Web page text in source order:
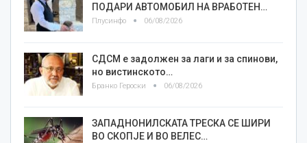
ПОДАРИ АВТОМОБИЛ НА ВРАБОТЕН…
Плусинфо 06/08/2026
СДСМ е задолжен за лаги и за спинови,
но вистинското…
Бранко Героски 06/08/2026
ЗАПАДНОНИЛСКАТА ТРЕСКА СЕ ШИРИ
ВО СКОПЈЕ И ВО ВЕЛЕС…